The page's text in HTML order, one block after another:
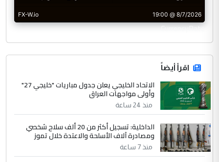
CurrencyRate
اقرأ أيضاً
الاتحاد الخليجي يعلن جدول مباريات "خليجي 27"
وأولى مواجهات العراق
منذ 24 ساعة
الداخلية: تسجيل أكثر من 20 ألف سلاح شخصي
ومصادرة آلاف الأسلحة والاعتدة خلال تموز
منذ 7 ساعة